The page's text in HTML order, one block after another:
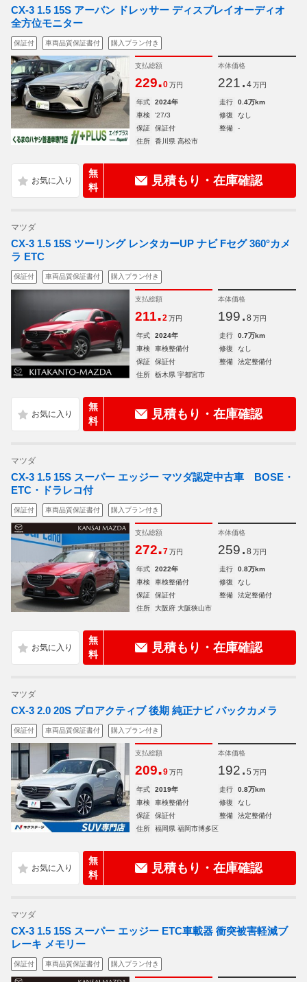
CX-3 1.5 15S アーバン ドレッサー ディスプレイオーディオ
全方位モニター
保証付 車両品質保証書付 購入プラン付き
支払総額
229.0 万円
本体価格
221. 4 万円
年式 2024年 走行
0.4万km
車検
'27/3 修復
なし
保証
保証付 整備
-
住所
香川県 高松市
無
料
見積もり・在庫確認
マツダ
CX-3 1.5 15S ツーリング レンタカーUP ナビ Fセグ 360°カメ
ラ ETC
保証付 車両品質保証書付 購入プラン付き
支払総額
211.2 万円
本体価格
199. 8 万円
年式 2024年 走行
0.7万km
車検
車検整備付 修復
なし
保証
保証付 整備
法定整備付
住所
栃木県 宇都宮市
無
料
見積もり・在庫確認
マツダ
CX-3 1.5 15S スーパー エッジー マツダ認定中古車 BOSE・
ETC・ドラレコ付
保証付 車両品質保証書付 購入プラン付き
支払総額
272.7 万円
本体価格
259. 8 万円
年式 2022年 走行
0.8万km
車検
車検整備付 修復
なし
保証
保証付 整備
法定整備付
住所
大阪府 大阪狭山市
無
料
見積もり・在庫確認
マツダ
CX-3 2.0 20S プロアクティブ 後期 純正ナビ バックカメラ
保証付 車両品質保証書付 購入プラン付き
支払総額
209.9 万円
本体価格
192. 5 万円
年式 2019年 走行
0.8万km
車検
車検整備付 修復
なし
保証
保証付 整備
法定整備付
住所
福岡県 福岡市博多区
無
料
見積もり・在庫確認
マツダ
CX-3 1.5 15S スーパー エッジー ETC車載器 衝突被害軽減ブ
レーキ メモリー
保証付 車両品質保証書付 購入プラン付き